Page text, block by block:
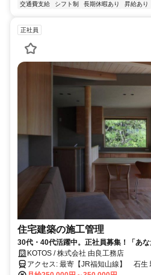
交通費支給
シフト制 長期休暇あり 昇給あり
正社員
住宅建築の施工管理
30代・40代活躍中。正社員募集！「あ
常』に変わる場所。」
KOTOS / 株式会社 由良工務店
アクセス: 最寄【JR福知山線】